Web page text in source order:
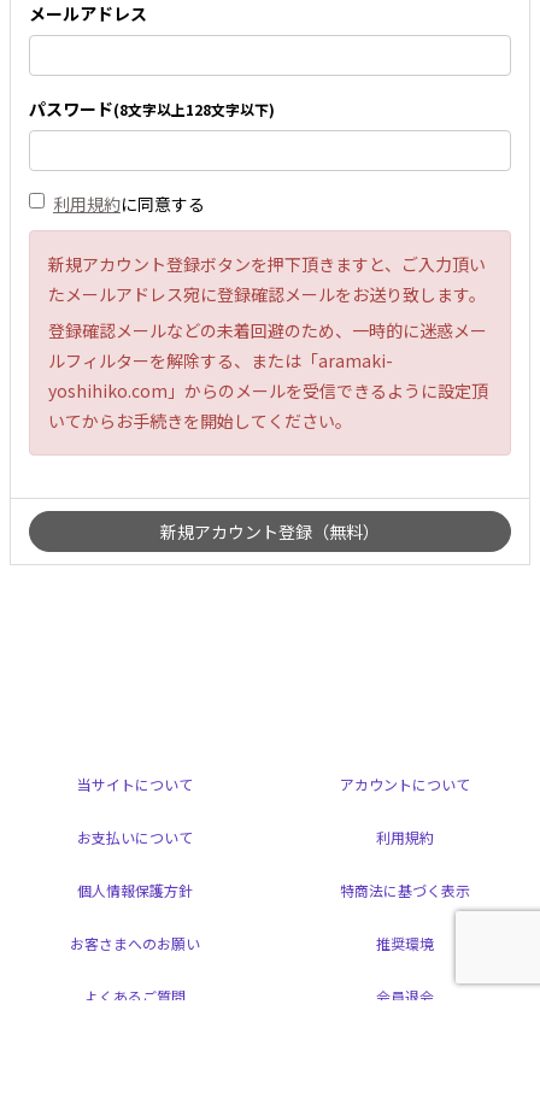
メールアドレス
パスワード(8文字以上128文字以下)
利用規約に同意する
新規アカウント登録ボタンを押下頂きますと、ご入力頂い
たメールアドレス宛に登録確認メールをお送り致します。
登録確認メールなどの未着回避のため、一時的に迷惑メー
ルフィルターを解除する、または「aramaki-
yoshihiko.com」からのメールを受信できるように設定頂
いてからお手続きを開始してください。
当サイトについて アカウントについて
お支払いについて 利用規約
個人情報保護方針 特商法に基づく表示
お客さまへのお願い 推奨環境
よくあるご質問 会員退会